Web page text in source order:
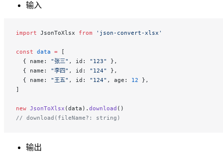
输入
import JsonToXlsx from 'json-convert-xlsx'
const data = [
  { name:
"张三" , id: "123"
},
  { name:
"李四" , id: "124"
},
  { name:
"王五" , id: "124" , age: 12 },
]
new JsonToXlsx (data). download ()
// download(fileName?: string)
输出